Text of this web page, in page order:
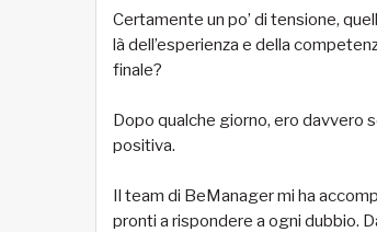
Certamente un po’ di tensione,
là dell’esperienza e della
finale?
Dopo qualche giorno, ero davvero
positiva.
Il team di BeManager mi ha
pronti a rispondere a ogni dubbio.